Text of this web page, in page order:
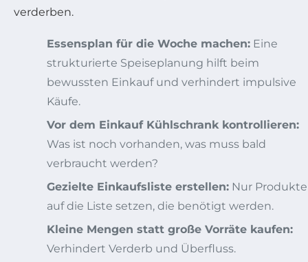
verderben.
Essensplan für die Woche machen: Eine
strukturierte Speiseplanung hilft beim
bewussten Einkauf und verhindert impulsive
Käufe.
Vor dem Einkauf Kühlschrank kontrollieren:
Was ist noch vorhanden, was muss bald
verbraucht werden?
Gezielte Einkaufsliste erstellen: Nur Produkte
auf die Liste setzen, die benötigt werden.
Kleine Mengen statt große Vorräte kaufen:
Verhindert Verderb und Überfluss.